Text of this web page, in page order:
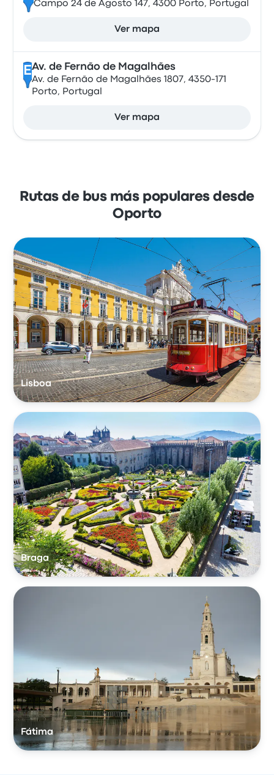
Campo 24 de Agosto 147, 4300 Porto, Portugal
Ver mapa
EAv. de Fernão de Magalhães
Av. de Fernão de Magalhães 1807, 4350-171
Porto, Portugal
Ver mapa
Rutas de bus más populares desde
Oporto
Lisboa
Braga
Fátima